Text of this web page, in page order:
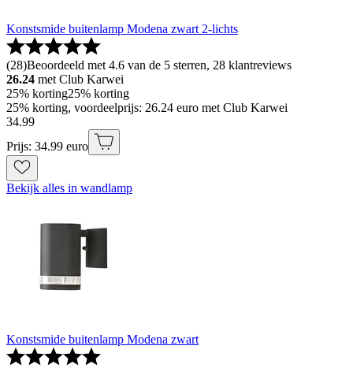
Konstsmide buitenlamp Modena zwart 2-lichts
(28)Beoordeeld met 4.6 van de 5 sterren, 28 klantreviews
26.24 met Club Karwei
25% korting25% korting
25% korting, voordeelprijs: 26.24 euro met Club Karwei
34.99
Prijs: 34.99 euro
Bekijk alles in wandlamp
Konstsmide buitenlamp Modena zwart